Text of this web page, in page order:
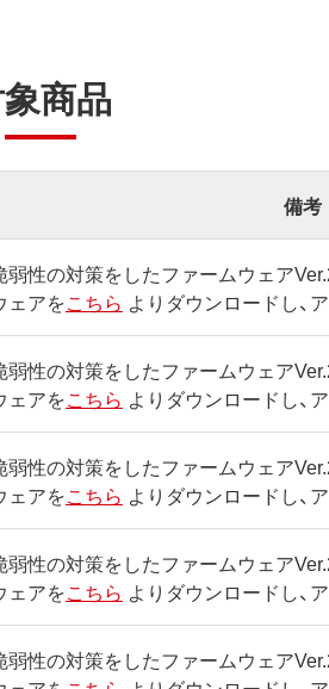
商品
備考
弱性の対策をしたファームウェア
ェアをこちら よりダウンロードし、
弱性の対策をしたファームウェア
ェアをこちら よりダウンロードし、
弱性の対策をしたファームウェア
ェアをこちら よりダウンロードし、
弱性の対策をしたファームウェア
ェアをこちら よりダウンロードし、
弱性の対策をしたファームウェア